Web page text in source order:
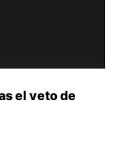
el veto de